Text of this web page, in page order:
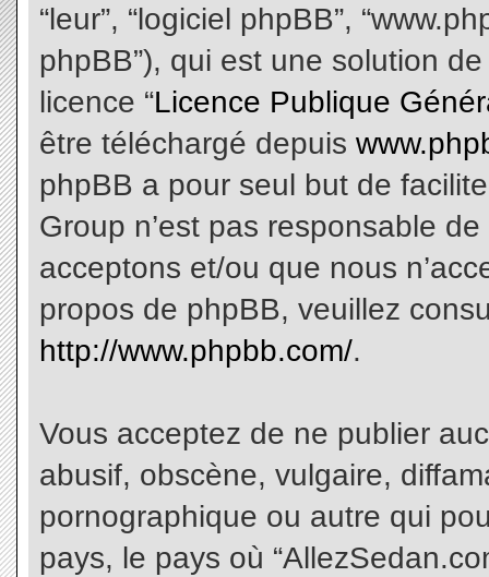
“leur”, “logiciel phpBB”,
phpBB”), qui est une solution
licence “Licence Publique
être téléchargé depuis
phpBB a pour seul but de
Group n’est pas responsable
acceptons et/ou que nous
propos de phpBB, veuillez
http://www.phpbb.com/.
Vous acceptez de ne publier
abusif, obscène, vulgaire,
pornographique ou autre qui
pays, le pays où